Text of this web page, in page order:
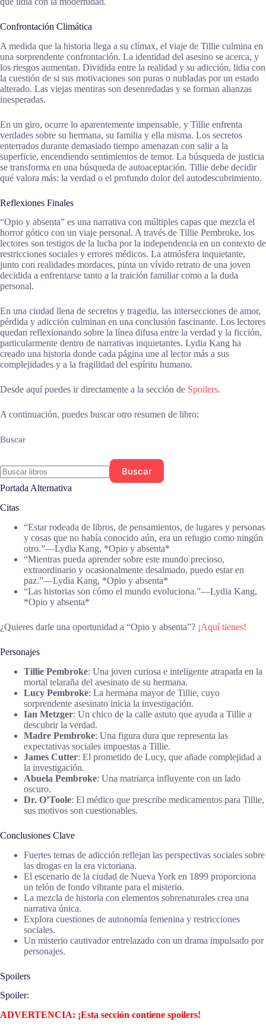
Confrontación Climática
A medida que la historia llega a su clímax, el viaje de Tillie culmina en
una sorprendente confrontación. La identidad del asesino se acerca, y
los riesgos aumentan. Dividida entre la realidad y su adicción, lidia con
la cuestión de si sus motivaciones son puras o nubladas por un estado
alterado. Las viejas mentiras son desenredadas y se forman alianzas
inesperadas.
En un giro, ocurre lo aparentemente impensable, y Tillie enfrenta
verdades sobre su hermana, su familia y ella misma. Los secretos
enterrados durante demasiado tiempo amenazan con salir a la
superficie, encendiendo sentimientos de temor. La búsqueda de justicia
se transforma en una búsqueda de autoaceptación. Tillie debe decidir
qué valora más: la verdad o el profundo dolor del autodescubrimiento.
Reflexiones Finales
“Opio y absenta” es una narrativa con múltiples capas que mezcla el
horror gótico con un viaje personal. A través de Tillie Pembroke, los
lectores son testigos de la lucha por la independencia en un contexto de
restricciones sociales y errores médicos. La atmósfera inquietante,
junto con realidades mordaces, pinta un vívido retrato de una joven
decidida a enfrentarse tanto a la traición familiar como a la duda
personal.
En una ciudad llena de secretos y tragedia, las intersecciones de amor,
pérdida y adicción culminan en una conclusión fascinante. Los lectores
quedan reflexionando sobre la línea difusa entre la verdad y la ficción,
particularmente dentro de narrativas inquietantes. Lydia Kang ha
creado una historia donde cada página une al lector más a sus
complejidades y a la fragilidad del espíritu humano.
Desde aquí puedes ir directamente a la sección de Spoilers.
A continuación, puedes buscar otro resumen de libro:
Buscar
Buscar
Portada Alternativa
Citas
“Estar rodeada de libros, de pensamientos, de lugares y personas
y cosas que no había conocido aún, era un refugio como ningún
otro.”―Lydia Kang, *Opio y absenta*
“Mientras pueda aprender sobre este mundo precioso,
extraordinario y ocasionalmente desalmado, puedo estar en
paz.”―Lydia Kang, *Opio y absenta*
“Las historias son cómo el mundo evoluciona.”―Lydia Kang,
*Opio y absenta*
¿Quieres darle una oportunidad a “Opio y absenta”? ¡Aquí tienes!
Personajes
Tillie Pembroke: Una joven curiosa e inteligente atrapada en la
mortal telaraña del asesinato de su hermana.
Lucy Pembroke: La hermana mayor de Tillie, cuyo
sorprendente asesinato inicia la investigación.
Ian Metzger: Un chico de la calle astuto que ayuda a Tillie a
descubrir la verdad.
Madre Pembroke: Una figura dura que representa las
expectativas sociales impuestas a Tillie.
James Cutter: El prometido de Lucy, que añade complejidad a
la investigación.
Abuela Pembroke: Una matriarca influyente con un lado
oscuro.
Dr. O’Toole: El médico que prescribe medicamentos para Tillie,
sus motivos son cuestionables.
Conclusiones Clave
Fuertes temas de adicción reflejan las perspectivas sociales sobre
las drogas en la era victoriana.
El escenario de la ciudad de Nueva York en 1899 proporciona
un telón de fondo vibrante para el misterio.
La mezcla de historia con elementos sobrenaturales crea una
narrativa única.
Explora cuestiones de autonomía femenina y restricciones
sociales.
Un misterio cautivador entrelazado con un drama impulsado por
personajes.
Spoilers
Spoiler:
ADVERTENCIA: ¡Esta sección contiene spoilers!